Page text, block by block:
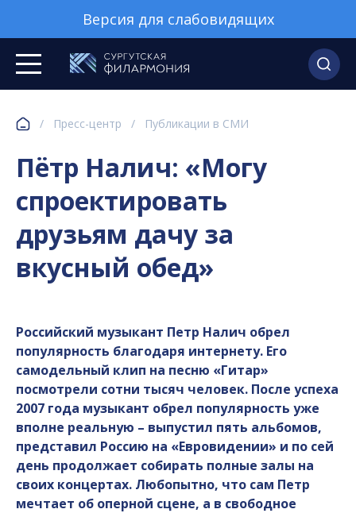
Версия для слабовидящих
/ Пресс-центр / Публикации в СМИ
Пётр Налич: «Могу
спроектировать
друзьям дачу за
вкусный обед»
Российский музыкант Петр Налич обрел
популярность благодаря интернету. Его
самодельный клип на песню «Гитар»
посмотрели сотни тысяч человек. После успеха
2007 года музыкант обрел популярность уже
вполне реальную – выпустил пять альбомов,
представил Россию на «Евровидении» и по сей
день продолжает собирать полные залы на
своих концертах. Любопытно, что сам Петр
мечтает об оперной сцене, а в свободное